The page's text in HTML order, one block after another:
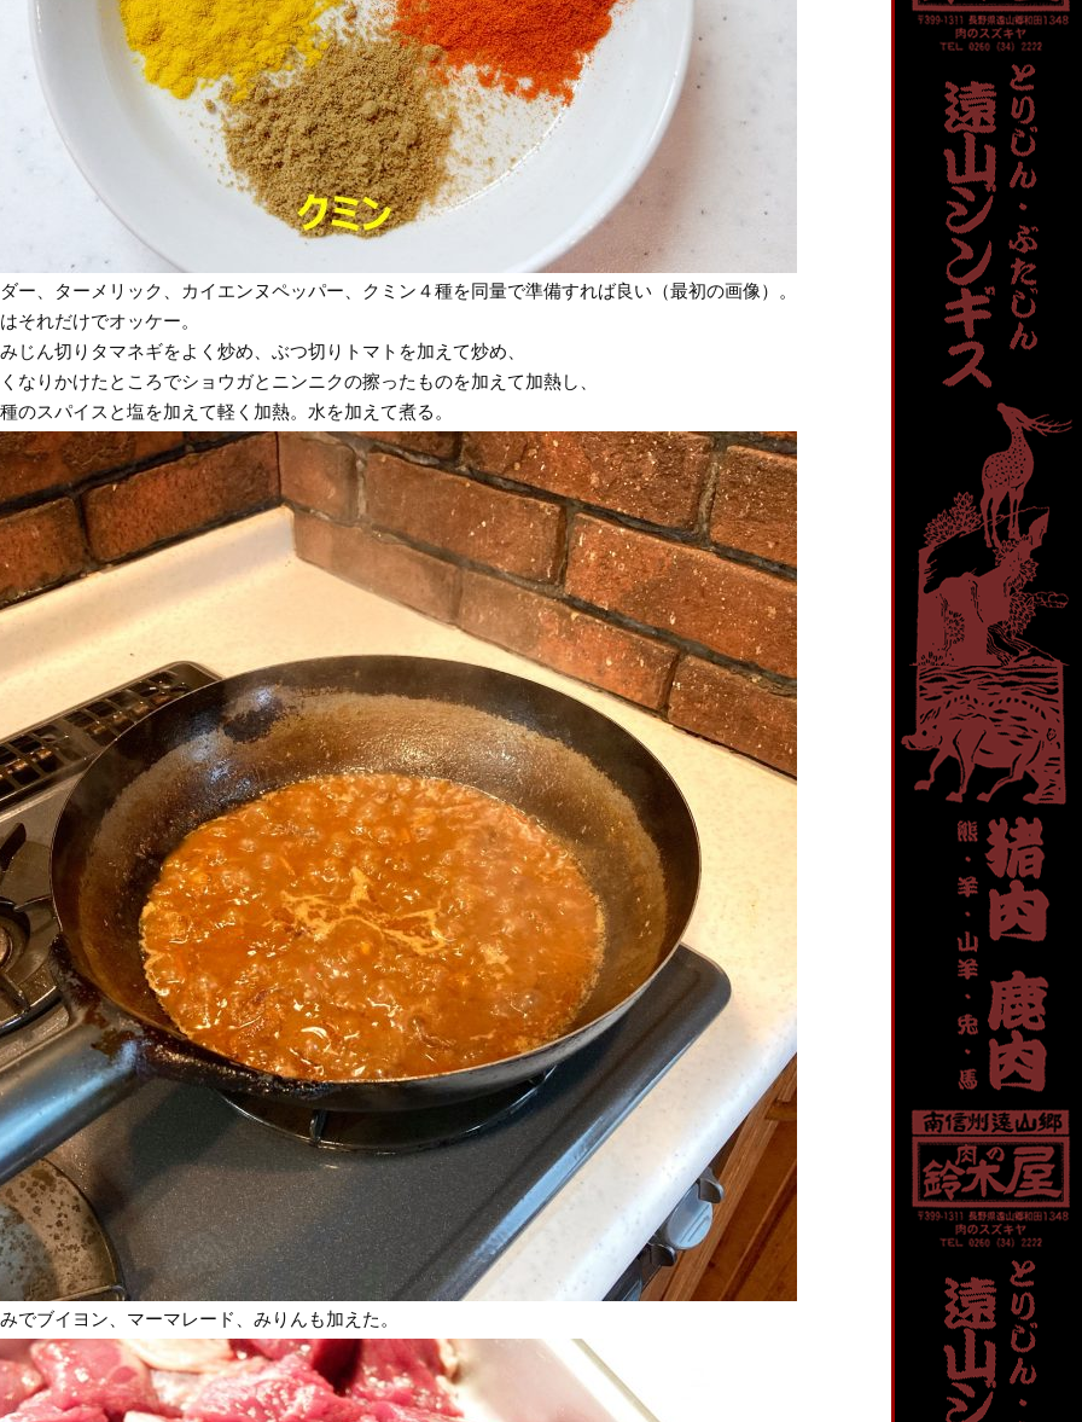
ー、ターメリック、カイエンヌペッパー、クミン４種を同量で準備すれば良い（最初の画像）。
それだけでオッケー。
じん切りタマネギをよく炒め、ぶつ切りトマトを加えて炒め、
なりかけたところでショウガとニンニクの擦ったものを加えて加熱し、
のスパイスと塩を加えて軽く加熱。水を加えて煮る。
でブイヨン、マーマレード、みりんも加えた。